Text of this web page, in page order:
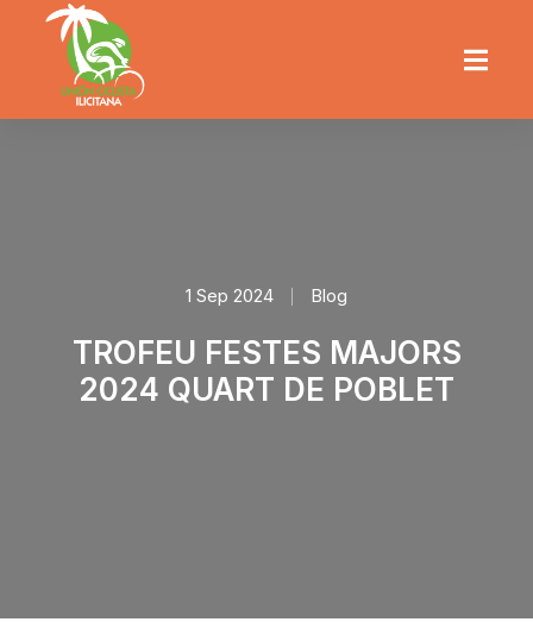
1 Sep 2024 Blog
TROFEU FESTES MAJORS
2024 QUART DE POBLET